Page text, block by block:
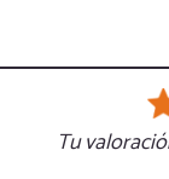
Tu